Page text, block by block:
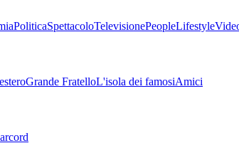
PoliticaSpettacoloTelevisionePeopleLifestyle
Grande FratelloL'isola dei famosiAmici